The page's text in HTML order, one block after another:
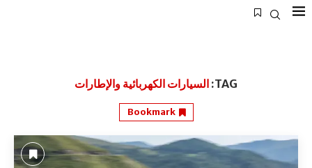
TAG: السيارات الكهربائية والإطارات
Bookmark